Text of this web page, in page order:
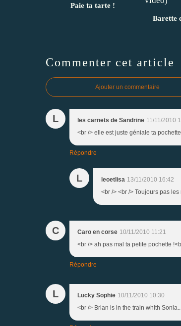
Paie ta tarte !
Barette
Commenter cet article
Ajouter un commentaire
L les carnets de Sandrine 11/11/2010
<br /> elle est juste géniale ta
Répondre
L leoetlisa 13/11/2010 16:42
<br /> <br /> Toujours pas
C Caro en corse 10/11/2010 11:21
<br /> ah pas mal ta petite pochette
Répondre
L Lucky Sophie 10/11/2010 10:30
<br /> Brian is in the train whith